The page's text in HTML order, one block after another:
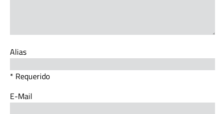
Alias
* Requerido
E-Mail